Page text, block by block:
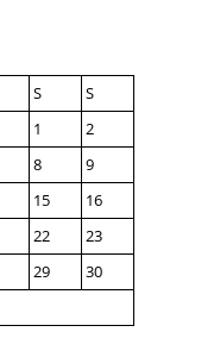
S
S
1
2
8
9
15
16
22
23
29
30